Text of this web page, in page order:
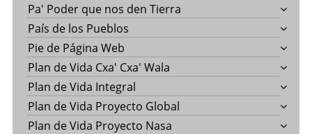
Pa' Poder que nos den Tierra
País de los Pueblos
Pie de Página Web
Plan de Vida Cxa' Cxa' Wala
Plan de Vida Integral
Plan de Vida Proyecto Global
Plan de Vida Proyecto Nasa